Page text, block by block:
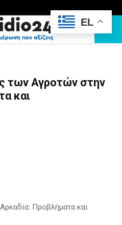
των Αγροτών στην
και
Προβλήματα και
EL